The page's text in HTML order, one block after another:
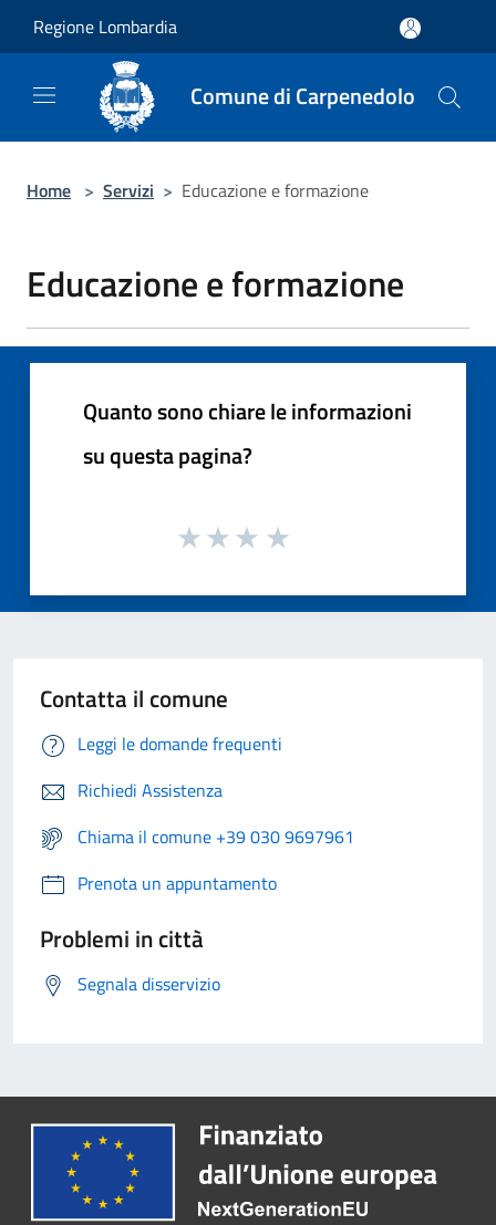
Regione Lombardia
Comune di Carpenedolo
Home > Servizi > Educazione e formazione
Educazione e formazione
Quanto sono chiare le informazioni
su questa pagina?
Contatta il comune
Leggi le domande frequenti
Richiedi Assistenza
Chiama il comune +39 030 9697961
Prenota un appuntamento
Problemi in città
Segnala disservizio